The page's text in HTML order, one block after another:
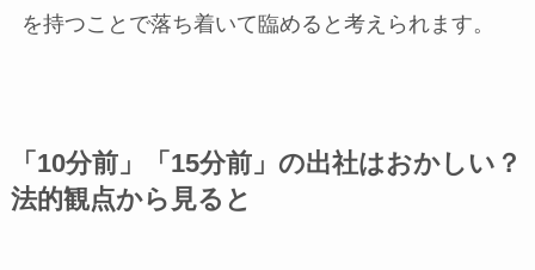
を持つことで落ち着いて臨めると考えられます。
「10分前」「15分前」の出社はおかしい？
法的観点から見ると